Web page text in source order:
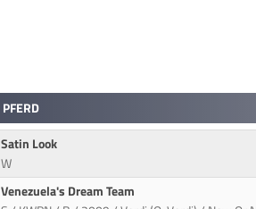
PFERD
Satin Look
W
Venezuela's Dream Team